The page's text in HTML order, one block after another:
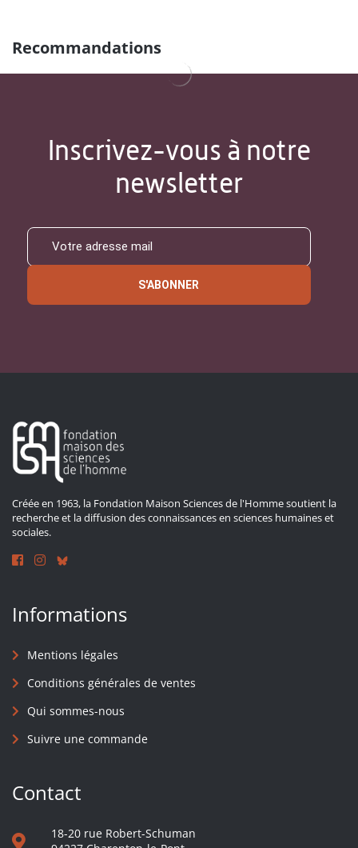
Recommandations
Inscrivez-vous à notre
newsletter
S'ABONNER
Créée en 1963, la Fondation Maison Sciences de l'Homme soutient la
recherche et la diffusion des connaissances en sciences humaines et
sociales.
Informations
Mentions légales
Conditions générales de ventes
Qui sommes-nous
Suivre une commande
Contact
18-20 rue Robert-Schuman